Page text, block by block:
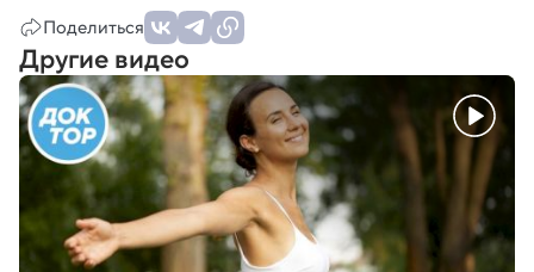
Поделиться
Другие видео